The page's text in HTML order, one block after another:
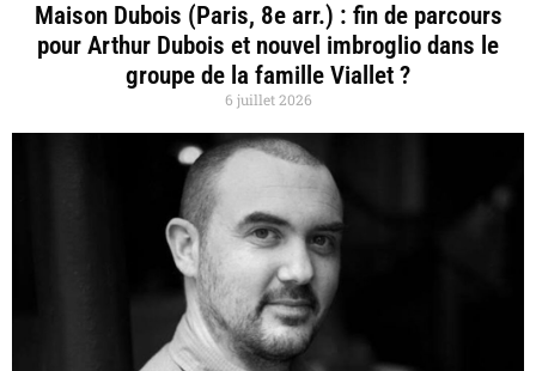
Maison Dubois (Paris, 8e arr.) : fin de parcours
pour Arthur Dubois et nouvel imbroglio dans le
groupe de la famille Viallet ?
6 juillet 2026